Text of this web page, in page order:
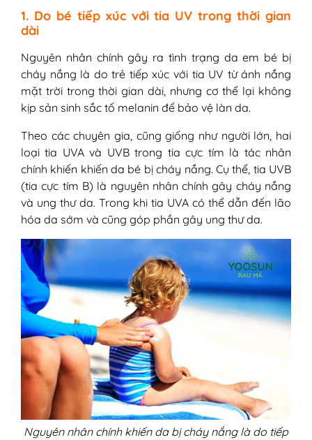
1. Do bé tiếp xúc với tia UV trong thời gian
dài
Nguyên nhân chính gây ra tình trạng da em bé bị
cháy nắng là do trẻ tiếp xúc với tia UV từ ánh nắng
mặt trời trong thời gian dài, nhưng cơ thể lại không
kịp sản sinh sắc tố melanin để bảo vệ làn da.
Theo các chuyên gia, cũng giống như người lớn, hai
loại tia UVA và UVB trong tia cực tím là tác nhân
chính khiến khiến da bé bị cháy nắng. Cụ thể, tia UVB
(tia cực tím B) là nguyên nhân chính gây cháy nắng
và ung thư da. Trong khi tia UVA có thể dẫn đến lão
hóa da sớm và cũng góp phần gây ung thư da.
Nguyên nhân chính khiến da bị cháy nắng là do tiếp